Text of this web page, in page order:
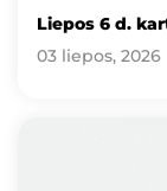
Liepos 6 d.
03 liepos, 2026